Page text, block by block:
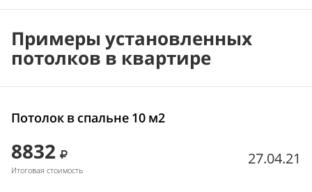
Примеры установленных
потолков в квартире
Потолок в спальне 10 м2
8832
Итоговая стоимость
27.04.21